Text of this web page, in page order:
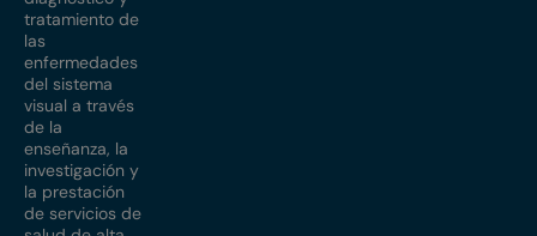
tratamiento de
las
enfermedades
del sistema
visual a través
de la
enseñanza, la
investigación y
la prestación
de servicios de